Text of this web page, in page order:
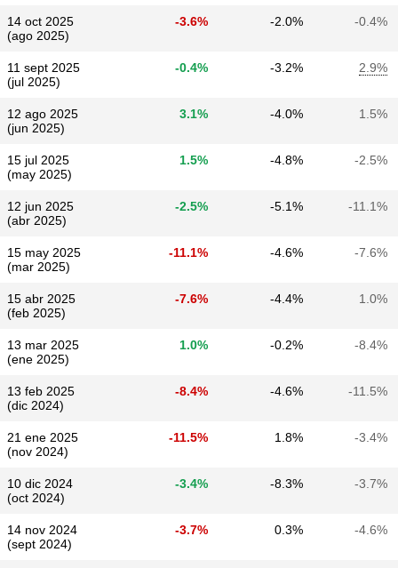
14 oct 2025
(ago 2025)
-3.6% -2.0% -0.4%
11 sept 2025
(jul 2025)
-0.4% -3.2% 2.9%
12 ago 2025
(jun 2025)
3.1% -4.0% 1.5%
15 jul 2025
(may 2025)
1.5% -4.8% -2.5%
12 jun 2025
(abr 2025)
-2.5% -5.1% -11.1%
15 may 2025
(mar 2025)
-11.1% -4.6% -7.6%
15 abr 2025
(feb 2025)
-7.6% -4.4% 1.0%
13 mar 2025
(ene 2025)
1.0% -0.2% -8.4%
13 feb 2025
(dic 2024)
-8.4% -4.6% -11.5%
21 ene 2025
(nov 2024)
-11.5% 1.8% -3.4%
10 dic 2024
(oct 2024)
-3.4% -8.3% -3.7%
14 nov 2024
(sept 2024)
-3.7% 0.3% -4.6%